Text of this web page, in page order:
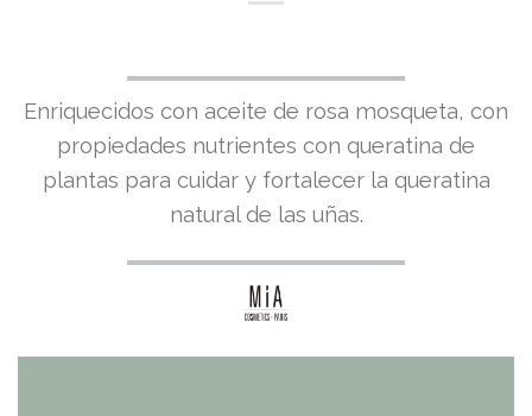
El
precio
original
era:
7,95€.
El
precio
actual
es:
7,95€.
Enriquecidos con aceite de rosa mosqueta, con
propiedades nutrientes con queratina de
plantas para cuidar y fortalecer la queratina
natural de las uñas.